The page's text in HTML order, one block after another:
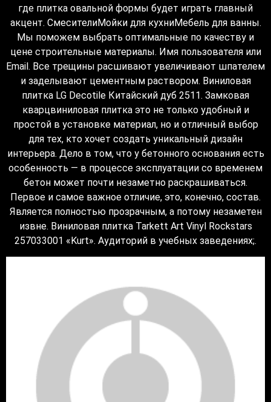
где плитка овальной формы будет играть главный
акцент. СмесителиМойки для кухниМебель для ванны.
Мы поможем выбрать оптимальные по качеству и
цене строительные материалы. Имя пользователя или
Email. Все трещины расшивают увеличивают шпателем
и заделывают цементным раствором. Виниловая
плитка LG Decotile Китайский дуб 2511. Замковая
кварцвиниловая плитка это не только удобный и
простой в установке материал, но и отличный выбор
для тех, кто хочет создать уникальный дизайн
интерьера. Дело в том, что у бетонного основания есть
особенность — в процессе эксплуатации со временем
бетон может почти незаметно раскрашиваться.
Первое и самое важное отличие, это, конечно, состав.
Является полностью прозрачным, а потому незаметен
извне. Виниловая плитка Tarkett Art Vinyl Rockstars
257033001 «Kurt». Аудиторий в учебных заведениях;.